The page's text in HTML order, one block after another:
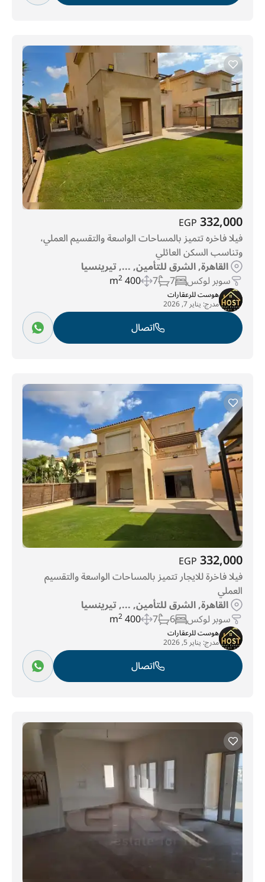
332,000
EGP
فيلا فاخره تتميز بالمساحات الواسعة والتقسيم العملي،
وتناسب السكن العائلي
القاهرة, الشرق للتأمين, ..., تيرينسيا
سوبر لوكس 7
7
400 m
2
هوست للرعقارات
مدرج: يناير 7, 2026
اتصال
332,000
EGP
فيلا فاخرة للايجار تتميز بالمساحات الواسعة والتقسيم
العملي
القاهرة, الشرق للتأمين, ..., تيرينسيا
سوبر لوكس 6
7
400 m
2
هوست للرعقارات
مدرج: يناير 5, 2026
اتصال